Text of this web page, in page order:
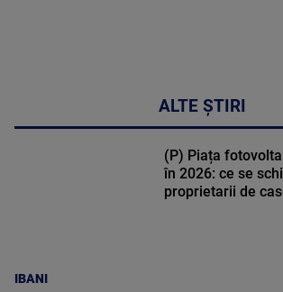
ALTE ȘTIRI
IBANI
(P) Piața
în 2026: ce se
proprietarii de